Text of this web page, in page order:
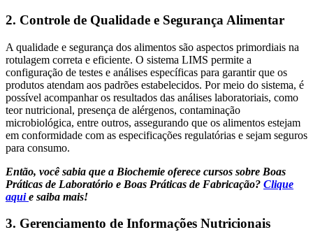
2. Controle de Qualidade e Segurança Alimentar
A qualidade e segurança dos alimentos são aspectos primordiais na
rotulagem correta e eficiente. O sistema LIMS permite a
configuração de testes e análises específicas para garantir que os
produtos atendam aos padrões estabelecidos. Por meio do sistema, é
possível acompanhar os resultados das análises laboratoriais, como
teor nutricional, presença de alérgenos, contaminação
microbiológica, entre outros, assegurando que os alimentos estejam
em conformidade com as especificações regulatórias e sejam seguros
para consumo.
Então, você sabia que a Biochemie oferece cursos sobre Boas
Práticas de Laboratório e Boas Práticas de Fabricação? Clique
aquie saiba mais!
3. Gerenciamento de Informações Nutricionais